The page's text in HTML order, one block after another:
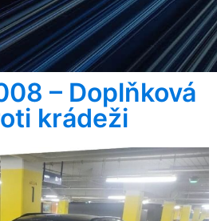
– Doplňková
krádeži